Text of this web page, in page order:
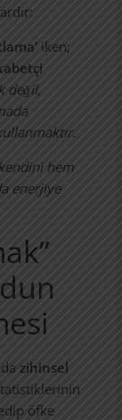
iken;
değil,
hem
enerjiye
zihinsel
öfke